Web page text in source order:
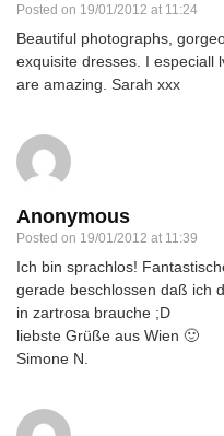
Posted on 19/01/2012 at 11:24
Beautiful photographs,
exquisite dresses. I especiall
are amazing. Sarah xxx
Anonymous
Posted on 19/01/2012 at 11:39
Ich bin sprachlos!
gerade beschlossen daß ich
in zartrosa brauche ;D
liebste Grüße aus Wien 🙂
Simone N.